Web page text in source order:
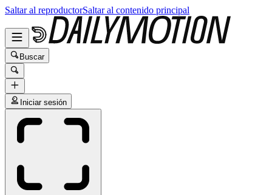
Saltar al reproductorSaltar al contenido principal
Buscar
Iniciar sesión